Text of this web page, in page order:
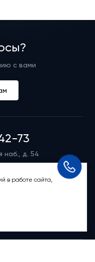
с вами
73
наб., д. 54
продаж
в работе сайта,